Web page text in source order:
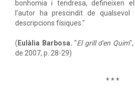
bonhomia i tendresa, defineixen
l’autor ha prescindit de qualsevol
descripcions físiques."
( Eulàlia Barbosa. "El grill d'en Quim",
de 2007, p. 28-29)
* * *